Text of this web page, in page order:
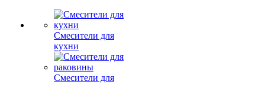
Смесители для
кухни
Смесители для